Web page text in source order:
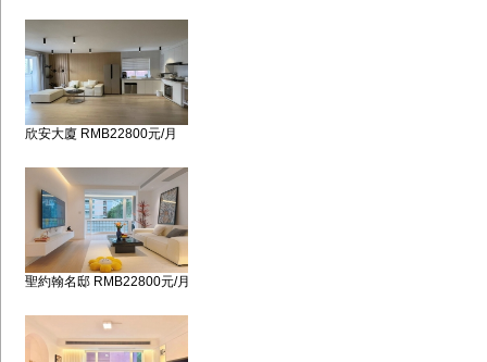
欣安大廈 RMB22800元/月
聖約翰名邸 RMB22800元/月